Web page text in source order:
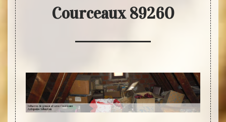
Courceaux 89260